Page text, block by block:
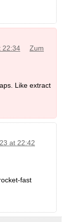
22:34
Zum
Like extract
at 22:42
fast